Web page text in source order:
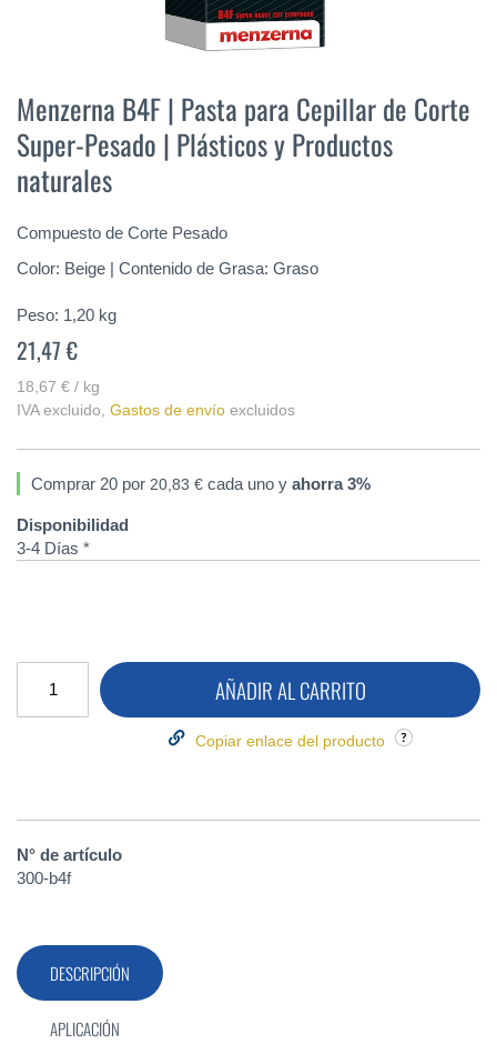
comienzo
de
la
galería
imágenes
Menzerna B4F | Pasta para Cepillar de Corte
Super-Pesado | Plásticos y Productos
naturales
Compuesto de Corte Pesado
Color: Beige | Contenido de Grasa: Graso
Peso: 1,20 kg
21,47 €
18,67 € / kg
IVA excluido Gastos de envío excluidos
Comprar 20 por 20,83 € cada uno y ahorra3%
Disponibilidad
3-4 Días *
AÑADIR AL CARRITO
Copiar enlace del producto
N° de artículo
300-b4f
DESCRIPCIÓN
APLICACIÓN